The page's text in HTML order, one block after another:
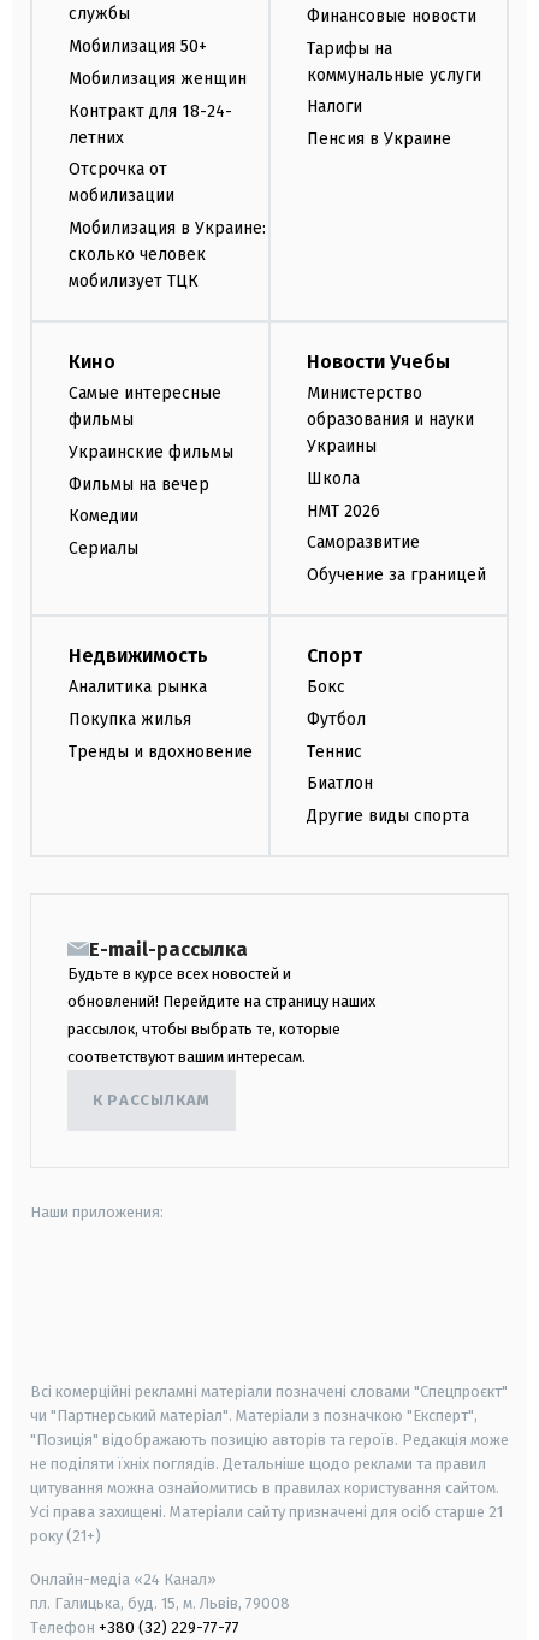
службы
Мобилизация 50+
Мобилизация женщин
Контракт для 18-24-
летних
Отсрочка от
мобилизации
Мобилизация в Украине:
сколько человек
мобилизует ТЦК
Финансовые новости
Тарифы на
коммунальные услуги
Налоги
Пенсия в Украине
Кино
Самые интересные
фильмы
Украинские фильмы
Фильмы на вечер
Комедии
Сериалы
Новости Учебы
Министерство
образования и науки
Украины
Школа
НМТ 2026
Саморазвитие
Обучение за границей
Недвижимость
Аналитика рынка
Покупка жилья
Тренды и вдохновение
Спорт
Бокс
Футбол
Теннис
Биатлон
Другие виды спорта
E-mail-рассылка
Будьте в курсе всех новостей и
обновлений! Перейдите на страницу наших
рассылок, чтобы выбрать те, которые
соответствуют вашим интересам.
К РАССЫЛКАМ
Наши приложения:
Всі комерційні рекламні матеріали позначені словами "Спецпроєкт"
чи "Партнерський матеріал". Матеріали з позначкою "Експерт",
"Позиція" відображають позицію авторів та героїв. Редакція може
не поділяти їхніх поглядів. Детальніше щодо реклами та правил
цитування можна ознайомитись в правилах користування сайтом.
Усі права захищені. Матеріали сайту призначені для осіб старше 21
року (21+)
Онлайн-медіа «24 Канал»
пл. Галицька, буд. 15, м. Львів, 79008
Телефон +380 (32) 229-77-77